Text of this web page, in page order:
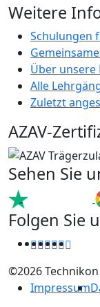
Weitere
Schulungen
Über
Alle
Zuletzt
AZAV-
Sehen Sie
Folgen Sie
©2026 Technikon
Impressum